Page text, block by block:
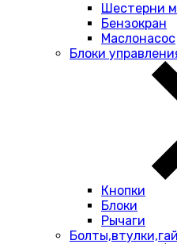
Шестерни
Бензокран
Маслонасос
Блоки
Кнопки
Блоки
Рычаги